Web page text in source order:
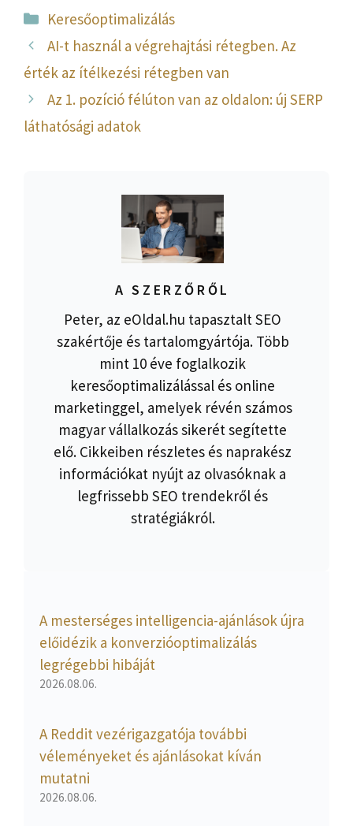
Kategória
Keresőoptimalizálás
AI-t használ a végrehajtási rétegben. Az
érték az ítélkezési rétegben van
Az 1. pozíció félúton van az oldalon: új SERP
láthatósági adatok
A SZERZŐRŐL
Peter, az eOldal.hu tapasztalt SEO
szakértője és tartalomgyártója. Több
mint 10 éve foglalkozik
keresőoptimalizálással és online
marketinggel, amelyek révén számos
magyar vállalkozás sikerét segítette
elő. Cikkeiben részletes és naprakész
információkat nyújt az olvasóknak a
legfrissebb SEO trendekről és
stratégiákról.
A mesterséges intelligencia-ajánlások újra
előidézik a konverzióoptimalizálás
legrégebbi hibáját
2026.08.06.
A Reddit vezérigazgatója további
véleményeket és ajánlásokat kíván
mutatni
2026.08.06.